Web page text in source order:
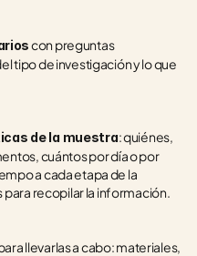
con preguntas
tipo de investigación y lo que
de la muestra: quiénes,
cuántos por día o por
a cada etapa de la
para recopilar la información.
llevarlas a cabo: materiales,